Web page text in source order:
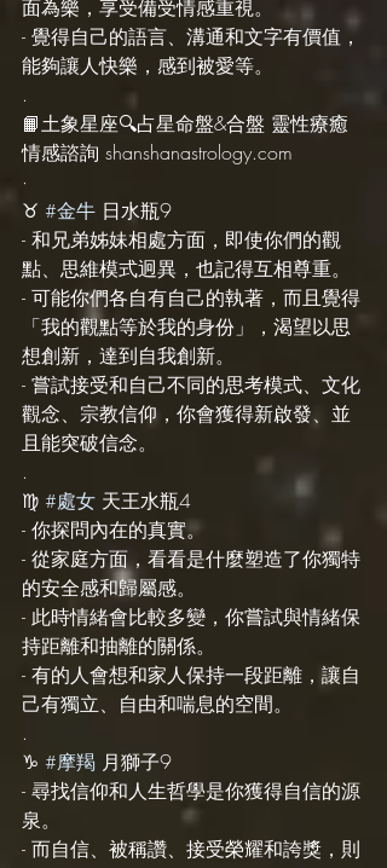
面為樂，享受備受情感重視。
- 覺得自己的語言、溝通和文字有價值，
能夠讓人快樂，感到被愛等。
.
📙土象星座🔍占星命盤&合盤 靈性療癒
情感諮詢 shanshanastrology.com
·
♉️ #金牛 日水瓶9
- 和兄弟姊妹相處方面，即使你們的觀
點、思維模式迥異，也記得互相尊重。
- 可能你們各自有自己的執著，而且覺得
「我的觀點等於我的身份」，渴望以思
想創新，達到自我創新。
- 嘗試接受和自己不同的思考模式、文化
觀念、宗教信仰，你會獲得新啟發、並
且能突破信念。
.
♍️ #處女 天王水瓶4
- 你探問內在的真實。
- 從家庭方面，看看是什麼塑造了你獨特
的安全感和歸屬感。
- 此時情緒會比較多變，你嘗試與情緒保
持距離和抽離的關係。
- 有的人會想和家人保持一段距離，讓自
己有獨立、自由和喘息的空間。
.
♑️ #摩羯 月獅子9
- 尋找信仰和人生哲學是你獲得自信的源
泉。
- 而自信、被稱讚、接受榮耀和誇獎，則